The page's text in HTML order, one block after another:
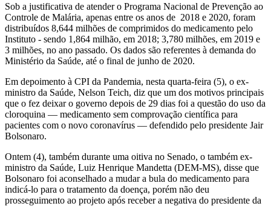
Sob a justificativa de atender o Programa Nacional de Prevenção ao
Controle de Malária, apenas entre os anos de 2018 e 2020, foram
distribuídos 8,644 milhões de comprimidos do medicamento pelo
Instituto - sendo 1,864 milhão, em 2018; 3,780 milhões, em 2019 e
3 milhões, no ano passado. Os dados são referentes à demanda do
Ministério da Saúde, até o final de junho de 2020.
Em depoimento à CPI da Pandemia, nesta quarta-feira (5), o ex-
ministro da Saúde, Nelson Teich, diz que um dos motivos principais
que o fez deixar o governo depois de 29 dias foi a questão do uso da
cloroquina — medicamento sem comprovação científica para
pacientes com o novo coronavírus — defendido pelo presidente Jair
Bolsonaro.
Ontem (4), também durante uma oitiva no Senado, o também ex-
ministro da Saúde, Luiz Henrique Mandetta (DEM-MS), disse que
Bolsonaro foi aconselhado a mudar a bula do medicamento para
indicá-lo para o tratamento da doença, porém não deu
prosseguimento ao projeto após receber a negativa do presidente da